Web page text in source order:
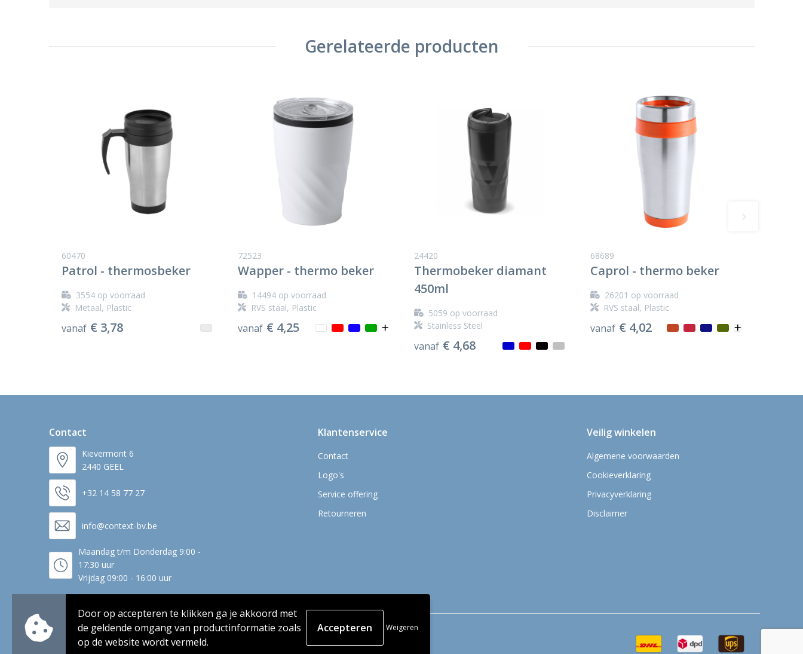
Gerelateerde producten
60470
Patrol - thermosbeker
3554op voorraad
Metaal, Plastic
vanaf € 3,78
72523
Wapper - thermo beker
14494op voorraad
RVS staal, Plastic
vanaf € 4,25
24420
Thermobeker diamant
450ml
5059 op voorraad
Stainless Steel
vanaf € 4,68
68689
Caprol - thermo beker
26201 op voorraad
RVS staal, Plastic
vanaf € 4,02
Contact
Kievermont 6
2440 GEEL
+32 14 58 77 27
info@context-bv.be
Maandag t/m Donderdag 9:00 -
17:30 uur
Vrijdag 09:00 - 16:00 uur
Klantenservice
Contact
Logo's
Service offering
Retourneren
Veilig winkelen
Algemene voorwaarden
Cookieverklaring
Privacyverklaring
Disclaimer
© Copyright Context BV 2024
Door op accepteren te klikken ga je akkoord met
de geldende omgang van productinformatie zoals
op de website wordt vermeld.
Weigeren